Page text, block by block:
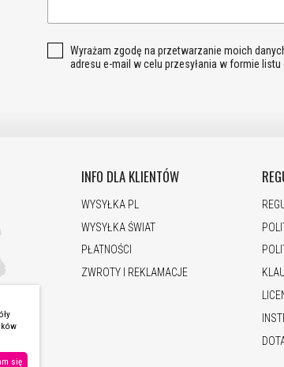
Wyrażam zgodę na przetwarzanie moich
adresu e-mail w celu przesyłania w formie
INFO DLA KLIENTÓW
WYSYŁKA PL
WYSYŁKA ŚWIAT
PŁATNOŚCI
ZWROTY I REKLAMACJE
się